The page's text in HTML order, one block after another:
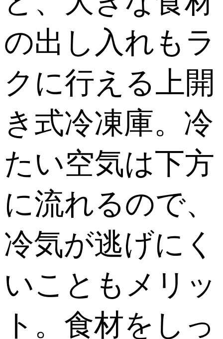
の出し入れもラ
クに行える上開
き式冷凍庫。冷
たい空気は下方
に流れるので、
冷気が逃げにく
いこともメリッ
ト。食材をしっ